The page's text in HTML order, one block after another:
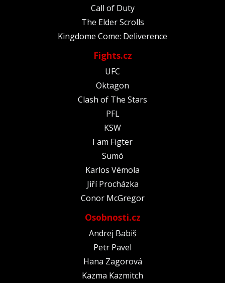
Call of Duty
The Elder Scrolls
Kingdome Come: Deliverence
Fights.cz
UFC
Oktagon
Clash of The Stars
PFL
KSW
I am Figter
Sumó
Karlos Vémola
Jiří Procházka
Conor McGregor
Osobnosti.cz
Andrej Babiš
Petr Pavel
Hana Zagorová
Kazma Kazmitch